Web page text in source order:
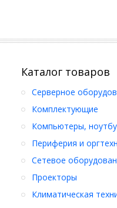
Каталог товаров
Серверное
Комплектующие
Компьютеры,
Периферия и
Сетевое
Проекторы
Климатическая